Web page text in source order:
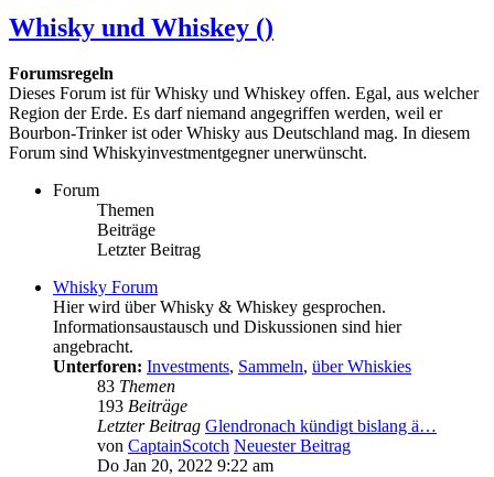
Whisky und Whiskey ()
Forumsregeln
Dieses Forum ist für Whisky und Whiskey offen. Egal, aus welcher
Region der Erde. Es darf niemand angegriffen werden, weil er
Bourbon-Trinker ist oder Whisky aus Deutschland mag. In diesem
Forum sind Whiskyinvestmentgegner unerwünscht.
Forum
Themen
Beiträge
Letzter Beitrag
Whisky Forum
Hier wird über Whisky & Whiskey gesprochen.
Informationsaustausch und Diskussionen sind hier
angebracht.
Unterforen: Investments, Sammeln, über Whiskies
83 Themen
193 Beiträge
Letzter Beitrag Glendronach kündigt bislang ä…
von CaptainScotch Neuester Beitrag
Do Jan 20, 2022 9:22 am